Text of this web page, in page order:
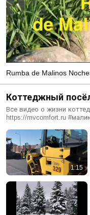
Rumba de Malinos
Коттеджный
Все видео о жизни
https://mvcomfort.ru
1:15